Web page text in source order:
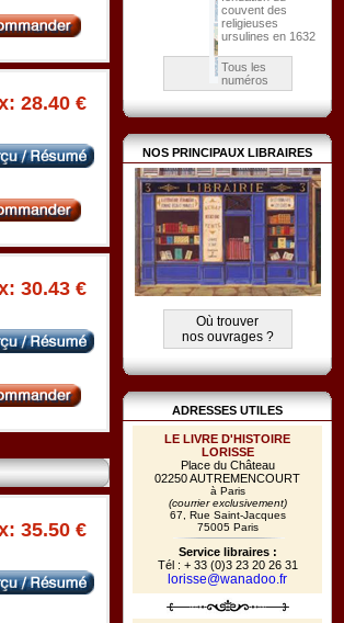
28.40 €
30.43 €
35.50 €
couvent des
religieuses
ursulines en 1632
Tous les
numéros
NOS PRINCIPAUX LIBRAIRES
Où trouver
nos ouvrages ?
ADRESSES UTILES
LE LIVRE D'HISTOIRE
LORISSE
Place du Château
02250 AUTREMENCOURT
à Paris
(courrier exclusivement)
67, Rue Saint-Jacques
75005 Paris
Service libraires :
Tél : + 33 (0)3 23 20 26 31
lorisse@wanadoo.fr